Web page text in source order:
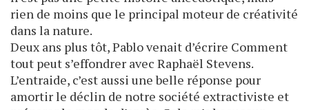
rien de moins que le principal moteur de créativité
dans la nature.
Deux ans plus tôt, Pablo venait d’écrire Comment
tout peut s’effondrer avec Raphaël Stevens.
L’entraide, c’est aussi une belle réponse pour
amortir le déclin de notre société extractiviste et